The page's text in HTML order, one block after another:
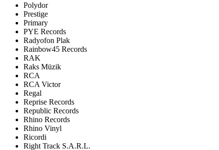
Polydor
Prestige
Primary
PYE Records
Radyofon Plak
Rainbow45 Records
RAK
Raks Müzik
RCA
RCA Victor
Regal
Reprise Records
Republic Records
Rhino Records
Rhino Vinyl
Ricordi
Right Track S.A.R.L.